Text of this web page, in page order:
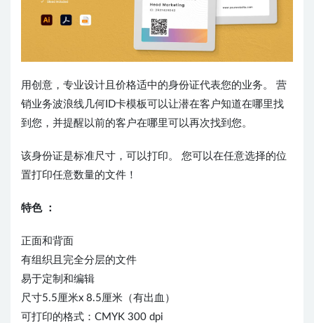
用创意，专业设计且价格适中的身份证代表您的业务。 营
销业务波浪线几何ID卡模板可以让潜在客户知道在哪里找
到您，并提醒以前的客户在哪里可以再次找到您。
该身份证是标准尺寸，可以打印。 您可以在任意选择的位
置打印任意数量的文件！
特色 ：
正面和背面
有组织且完全分层的文件
易于定制和编辑
尺寸5.5厘米x 8.5厘米（有出血）
可打印的格式：CMYK 300 dpi